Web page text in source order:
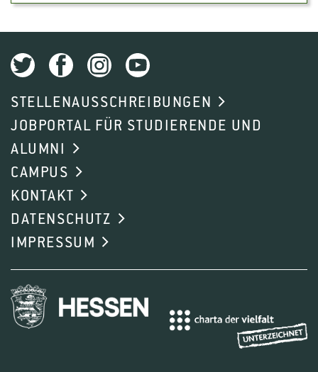
STELLENAUSSCHREIBUNGEN
JOBPORTAL FÜR STUDIERENDE UND
ALUMNI
CAMPUS
KONTAKT
DATENSCHUTZ
IMPRESSUM